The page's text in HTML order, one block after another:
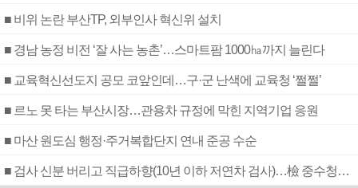
■ 비위 논란 부산TP, 외부인사 혁신위 설치
■ 경남 농정 비전 ‘잘 사는 농촌’…스마트팜 1000㏊까지 늘린다
■ 교육혁신선도지 공모 코앞인데…구·군 난색에 교육청 ‘쩔쩔’
■ 르노 못 타는 부산시장…관용차 규정에 막힌 지역기업 응원
■ 마산 원도심 행정·주거복합단지 연내 준공 수순
■ 검사 신분 버리고 직급하향(10년 이하 저연차 검사)…檢 중수청행 기피